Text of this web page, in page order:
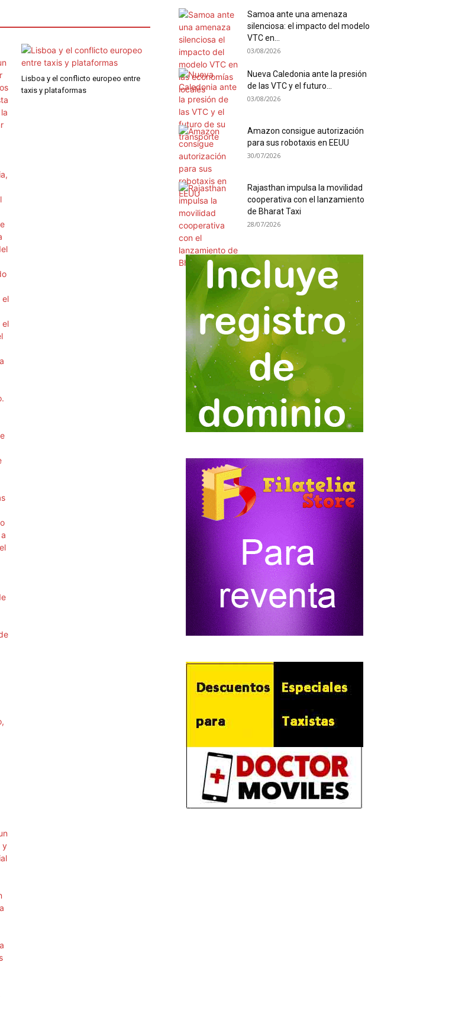
Lisboa y el conflicto europeo entre
taxis y plataformas
Samoa ante una amenaza
silenciosa: el impacto del modelo
VTC en...
03/08/2026
Nueva Caledonia ante la presión
de las VTC y el futuro...
03/08/2026
Amazon consigue autorización
para sus robotaxis en EEUU
30/07/2026
Rajasthan impulsa la movilidad
cooperativa con el lanzamiento
de Bharat Taxi
28/07/2026